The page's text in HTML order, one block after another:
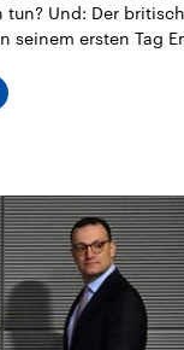
tun? Und: Der
seinem ersten Tag